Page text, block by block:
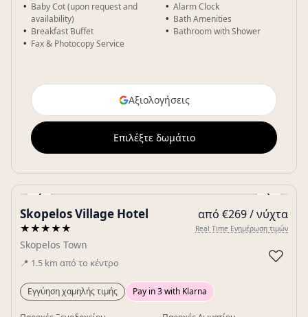
Baby Cot (upon request and
availability)
Breakfast Buffet
Fax & Photocopy Service
Alarm Clock
Bath Amenities
Bathroom with Shower
Αξιολογήσεις
Επιλέξτε δωμάτιο
‹ ›
Gallery
Skopelos Village Hotel
★★★★★
Skopelos Town
📍 1.5 km από το κέντρο
από €269 / νύχτα
Real Time Ενημέρωση τιμών
♡
Εγγύηση χαμηλής τιμής Pay in 3 with Klarna